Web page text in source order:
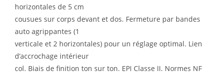
horizontales de 5 cm
cousues sur corps devant et dos. Fermeture par bandes
auto agrippantes (1
verticale et 2 horizontales) pour un réglage optimal. Lien
d’accrochage intérieur
col. Biais de finition ton sur ton. EPI Classe II. Normes NF